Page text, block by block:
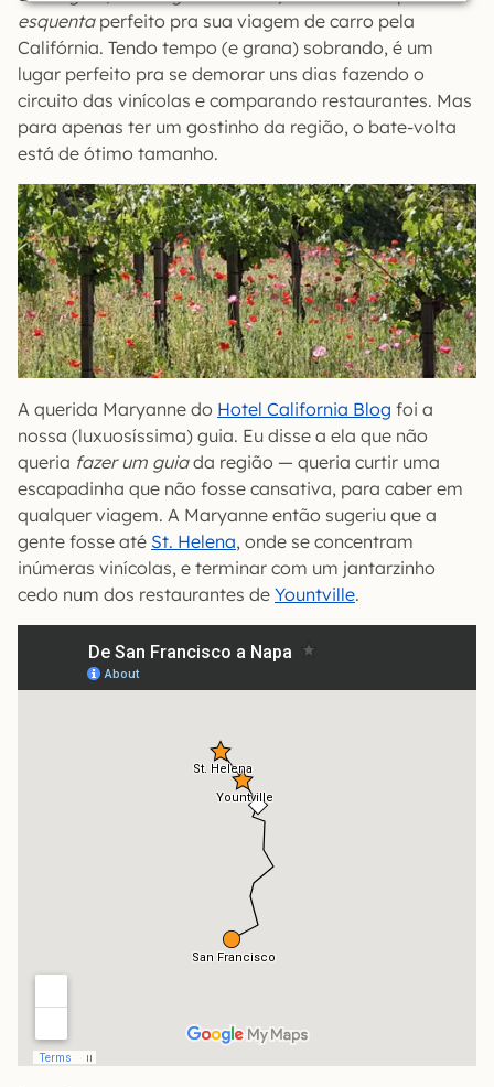
esquenta perfeito pra sua viagem de carro pela
Califórnia. Tendo tempo (e grana) sobrando, é um
lugar perfeito pra se demorar uns dias fazendo o
circuito das vinícolas e comparando restaurantes. Mas
para apenas ter um gostinho da região, o bate-volta
está de ótimo tamanho.
A querida Maryanne do Hotel California Blog foi a
nossa (luxuosíssima) guia. Eu disse a ela que não
queria fazer um guiada região — queria curtir uma
escapadinha que não fosse cansativa, para caber em
qualquer viagem. A Maryanne então sugeriu que a
gente fosse até St. Helena, onde se concentram
inúmeras vinícolas, e terminar com um jantarzinho
cedo num dos restaurantes de Yountville.